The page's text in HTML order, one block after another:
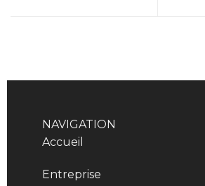
NAVIGATION
Accueil
Entreprise